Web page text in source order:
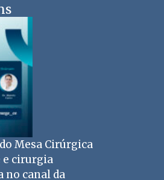
Mesa Cirúrgica
e cirurgia
no canal da